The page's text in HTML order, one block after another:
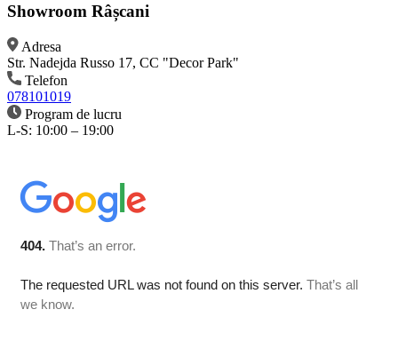
Showroom Râșcani
Adresa
Str. Nadejda Russo 17, CC "Decor Park"
Telefon
078101019
Program de lucru
L-S: 10:00 – 19:00